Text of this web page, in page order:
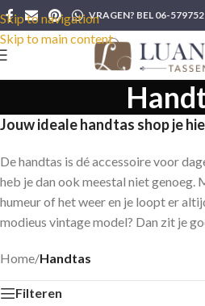
Skip to navigation
Skip to main content
VRAGEN? BEL 06-
Jouw ideale handtas shop je
De handtas is dé accessoire voor
heb je dan ook meestal niet genoeg.
humeur of het weer en je loopt er
modieus vintage model? Dan zit je
Home/Handtas
Filteren